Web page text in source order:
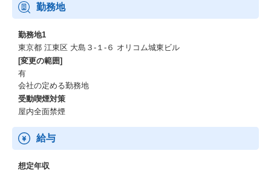
勤務地
勤務地1
東京都 江東区 大島３-１-６ オリコム城東ビル
[変更の範囲]
有
会社の定める勤務地
受動喫煙対策
屋内全面禁煙
給与
想定年収